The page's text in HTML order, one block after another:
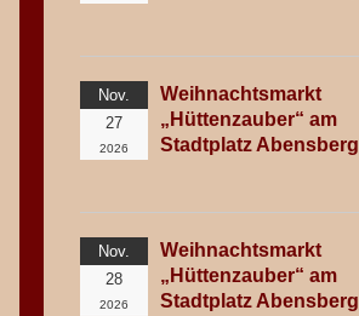
Nov.
27
2026
Weihnachtsmarkt
„Hüttenzauber“ am
Stadtplatz Abensberg
Nov.
28
2026
Weihnachtsmarkt
„Hüttenzauber“ am
Stadtplatz Abensberg